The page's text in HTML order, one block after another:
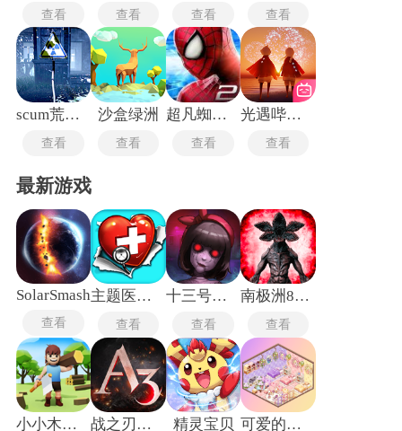
查看 查看 查看 查看
scum荒野求生手机版
查看
沙盒绿洲
查看
超凡蜘蛛侠2
查看
光遇哔哩哔哩渠道服
查看
最新游戏
SolarSmash
查看
主题医院单机版
查看
十三号病院
查看
南极洲88号
查看
小小木材商 战之刃幸存者 精灵宝贝 可爱的房屋设计